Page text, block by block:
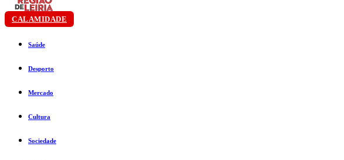
CALAMIDADE
Saúde
Desporto
Mercado
Cultura
Sociedade